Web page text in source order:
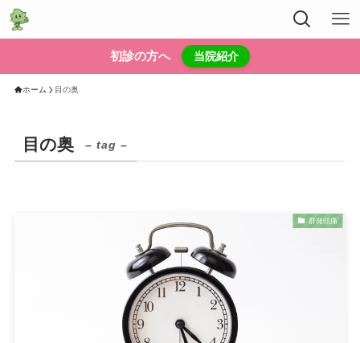
初診の方へ 当院紹介
ホーム 目の奥
目の奥 – tag –
群発頭痛